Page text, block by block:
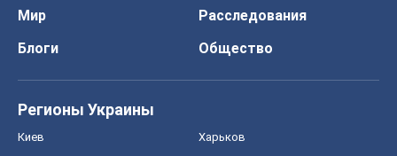
Мир
Расследования
Блоги
Общество
Регионы Украины
Киев Харьков